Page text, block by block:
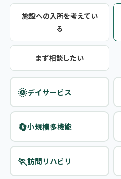
施設への入所を考えてい
る
まず相談したい
🌞デイサービス
🔄小規模多機能
🏃訪問リハビリ